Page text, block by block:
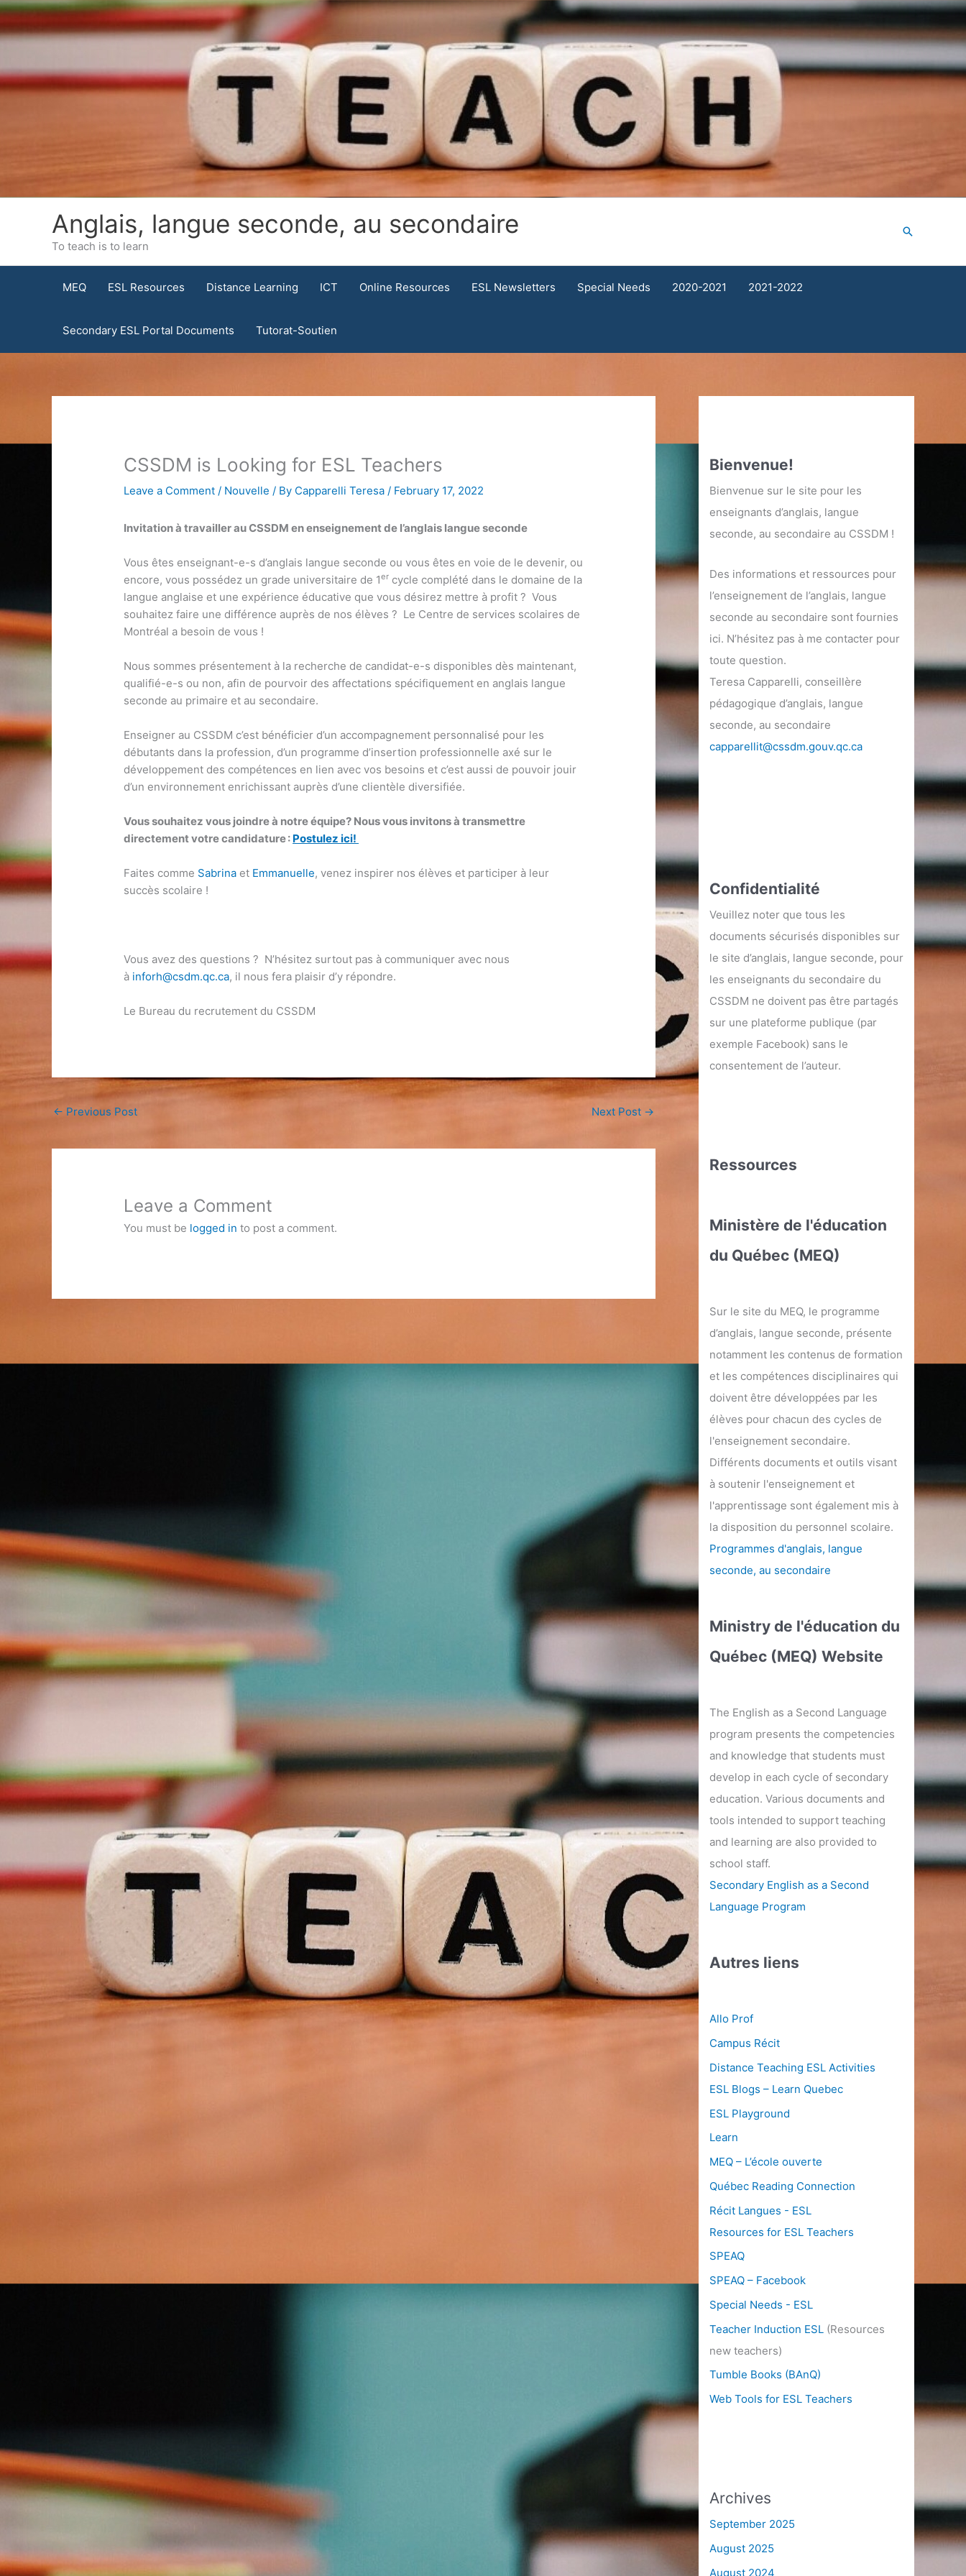
Skip
to
content
.
Anglais, langue seconde, au secondaire
To teach is to learn
Search
MEQ ESL Resources Distance Learning ICT Online Resources ESL Newsletters Special Needs 2020-2021 2021-2022
Secondary ESL Portal Documents Tutorat-Soutien
CSSDM is Looking for ESL Teachers
Leave a Comment / Nouvelle / By Capparelli Teresa/ February 17, 2022
Invitation à travailler au CSSDM en enseignement de l’anglais langue seconde
Vous êtes enseignant-e-s d’anglais langue seconde ou vous êtes en voie de le devenir, ou
encore, vous possédez un grade universitaire de 1er cycle complété dans le domaine de la
langue anglaise et une expérience éducative que vous désirez mettre à profit ? Vous
souhaitez faire une différence auprès de nos élèves ? Le Centre de services scolaires de
Montréal a besoin de vous !
Nous sommes présentement à la recherche de candidat-e-s disponibles dès maintenant,
qualifié-e-s ou non, afin de pourvoir des affectations spécifiquement en anglais langue
seconde au primaire et au secondaire.
Enseigner au CSSDM c’est bénéficier d’un accompagnement personnalisé pour les
débutants dans la profession, d’un programme d’insertion professionnelle axé sur le
développement des compétences en lien avec vos besoins et c’est aussi de pouvoir jouir
d’un environnement enrichissant auprès d’une clientèle diversifiée.
Vous souhaitez vous joindre à notre équipe? Nous vous invitons à transmettre
directement votre candidature : Postulez ici!
Faites comme Sabrina et Emmanuelle, venez inspirer nos élèves et participer à leur
succès scolaire !
Vous avez des questions ? N’hésitez surtout pas à communiquer avec nous
à inforh@csdm.qc.ca, il nous fera plaisir d’y répondre.
Le Bureau du recrutement du CSSDM
← Previous Post Next Post →
Leave a Comment
You must be logged in to post a comment.
Bienvenue!
Bienvenue sur le site pour les
enseignants d’anglais, langue
seconde, au secondaire au CSSDM !
Des informations et ressources pour
l’enseignement de l’anglais, langue
seconde au secondaire sont fournies
ici. N’hésitez pas à me contacter pour
toute question.
Teresa Capparelli, conseillère
pédagogique d’anglais, langue
seconde, au secondaire
capparellit@cssdm.gouv.qc.ca
Confidentialité
Veuillez noter que tous les
documents sécurisés disponibles sur
le site d’anglais, langue seconde, pour
les enseignants du secondaire du
CSSDM ne doivent pas être partagés
sur une plateforme publique (par
exemple Facebook) sans le
consentement de l’auteur.
Ressources
Ministère de l'éducation
du Québec (MEQ)
Sur le site du MEQ, le programme
d’anglais, langue seconde, présente
notamment les contenus de formation
et les compétences disciplinaires qui
doivent être développées par les
élèves pour chacun des cycles de
l'enseignement secondaire.
Différents documents et outils visant
à soutenir l'enseignement et
l'apprentissage sont également mis à
la disposition du personnel scolaire.
Programmes d'anglais, langue
seconde, au secondaire
Ministry de l'éducation du
Québec (MEQ) Website
The English as a Second Language
program presents the competencies
and knowledge that students must
develop in each cycle of secondary
education. Various documents and
tools intended to support teaching
and learning are also provided to
school staff.
Secondary English as a Second
Language Program
Autres liens
Allo Prof
Campus Récit
Distance Teaching ESL Activities
ESL Blogs – Learn Quebec
ESL Playground
Learn
MEQ – L’école ouverte
Québec Reading Connection
Récit Langues - ESL
Resources for ESL Teachers
SPEAQ
SPEAQ – Facebook
Special Needs - ESL
Teacher Induction ESL (Resources
new teachers)
Tumble Books (BAnQ)
Web Tools for ESL Teachers
Archives
September 2025
August 2025
August 2024